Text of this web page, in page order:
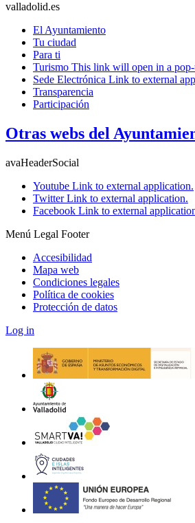
valladolid.es
El Ayuntamiento
Tu ciudad
Para ti
Turismo This link will open in a
Sede Electrónica Link to external
Transparencia
Participación
Otras webs del
avaHeaderSocial
Youtube Link to external application.
TwitterLink to external application.
Facebook Link to external
Menú Legal Footer
Accesibilidad
Mapa web
Condiciones legales
Política de cookies
Protección de datos
Log in